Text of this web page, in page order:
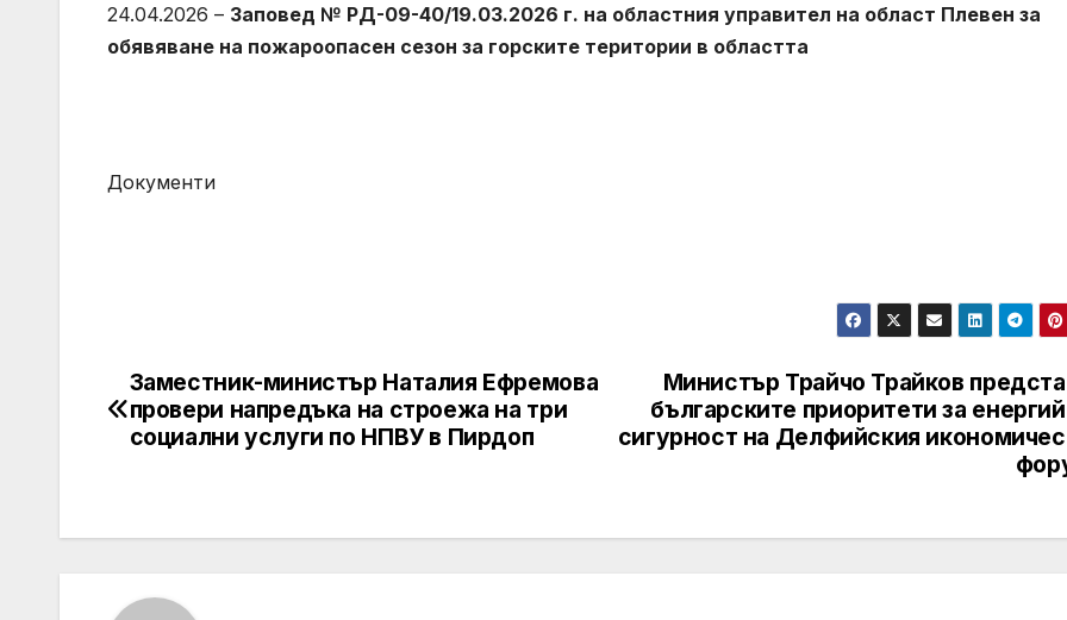
24.04.2026 – Заповед № РД-09-40/19.03.2026 г. на областния управител на област Плевен за
обявяване на пожароопасен сезон за горските територии в областта
Документи
Post
navigation
Министър Трайчо Трайков
българските приоритети за
сигурност на Делфийския
Заместник-министър Наталия Ефремова
провери напредъка на строежа на три
социални услуги по НПВУ в Пирдоп